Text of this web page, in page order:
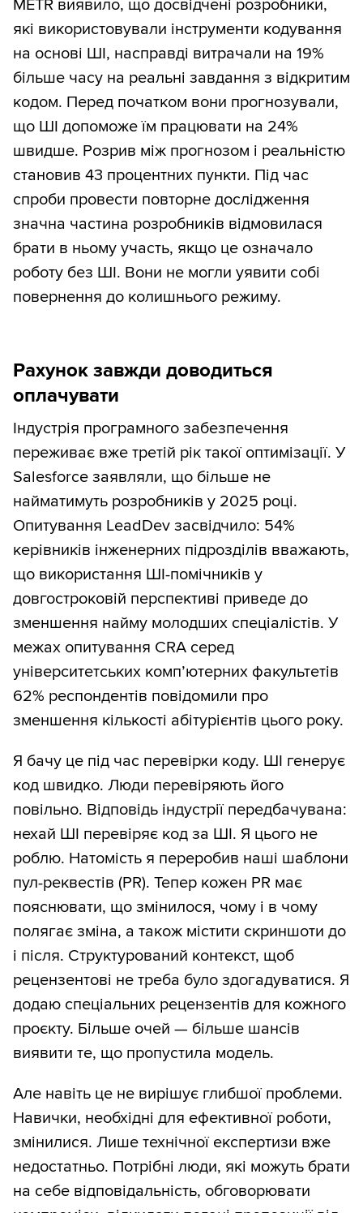
METR виявило, що досвідчені розробники,
які використовували інструменти кодування
на основі ШІ, насправді витрачали на 19%
більше часу на реальні завдання з відкритим
кодом. Перед початком вони прогнозували,
що ШІ допоможе їм працювати на 24%
швидше. Розрив між прогнозом і реальністю
становив 43 процентних пункти. Під час
спроби провести повторне дослідження
значна частина розробників відмовилася
брати в ньому участь, якщо це означало
роботу без ШІ. Вони не могли уявити собі
повернення до колишнього режиму.
Рахунок завжди доводиться
оплачувати
Індустрія програмного забезпечення
переживає вже третій рік такої оптимізації. У
Salesforce заявляли, що більше не
найматимуть розробників у 2025 році.
Опитування LeadDev засвідчило: 54%
керівників інженерних підрозділів вважають,
що використання ШІ-помічників у
довгостроковій перспективі приведе до
зменшення найму молодших спеціалістів. У
межах опитування CRA серед
університетських комп’ютерних факультетів
62% респондентів повідомили про
зменшення кількості абітурієнтів цього року.
Я бачу це під час перевірки коду. ШІ генерує
код швидко. Люди перевіряють його
повільно. Відповідь індустрії передбачувана:
нехай ШІ перевіряє код за ШІ. Я цього не
роблю. Натомість я переробив наші шаблони
пул-реквестів (PR). Тепер кожен PR має
пояснювати, що змінилося, чому і в чому
полягає зміна, а також містити скриншоти до
і після. Структурований контекст, щоб
рецензентові не треба було здогадуватися. Я
додаю спеціальних рецензентів для кожного
проєкту. Більше очей — більше шансів
виявити те, що пропустила модель.
Але навіть це не вирішує глибшої проблеми.
Навички, необхідні для ефективної роботи,
змінилися. Лише технічної експертизи вже
недостатньо. Потрібні люди, які можуть брати
на себе відповідальність, обговорювати